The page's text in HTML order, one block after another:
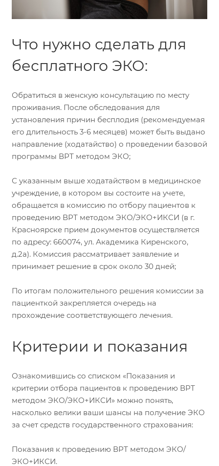
Что нужно сделать для
бесплатного ЭКО:
Обратиться в женскую консультацию по месту
проживания. После обследования для
установления причин бесплодия (рекомендуемая
его длительность 3-6 месяцев) может быть выдано
направление (ходатайство) о проведении базовой
программы ВРТ методом ЭКО;
С указанным выше ходатайством в медицинское
учреждение, в котором вы состоите на учете,
обращается в комиссию по отбору пациентов к
проведению ВРТ методом ЭКО/ЭКО+ИКСИ (в г.
Красноярске прием документов осуществляется
по адресу: 660074, ул. Академика Киренского,
д.2а). Комиссия рассматривает заявление и
принимает решение в срок около 30 дней;
По итогам положительного решения комиссии за
пациенткой закрепляется очередь на
прохождение соответствующего лечения.
Критерии и показания
Ознакомившись со списком «Показания и
критерии отбора пациентов к проведению ВРТ
методом ЭКО/ЭКО+ИКСИ» можно понять,
насколько велики ваши шансы на получение ЭКО
за счет средств государственного страхования:
Показания к проведению ВРТ методом ЭКО/
ЭКО+ИКСИ.